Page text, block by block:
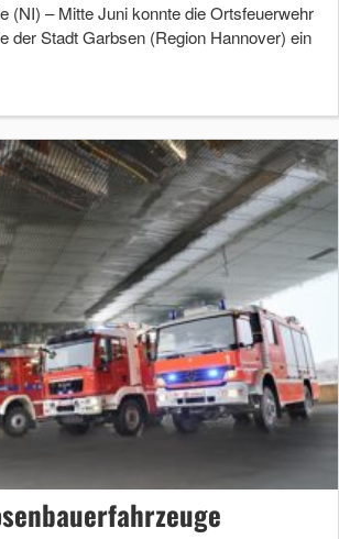
(NI) – Mitte Juni konnte die Ortsfeuerwehr
der Stadt Garbsen (Region Hannover) ein